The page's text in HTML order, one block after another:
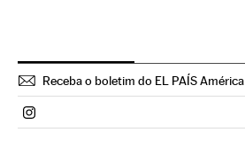
Receba o boletim do EL PAÍS América
Politica El País Brasil en Instagram